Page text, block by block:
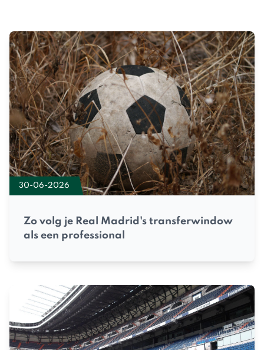
30-06-2026
Zo volg je Real Madrid's transferwindow
als een professional